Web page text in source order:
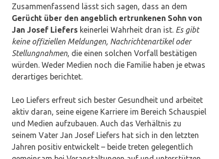
Zusammenfassend lässt sich sagen, dass an dem
Gerücht über den angeblich ertrunkenen Sohn von
Jan Josef Liefers keinerlei Wahrheit dran ist. Es gibt
keine offiziellen Meldungen, Nachrichtenartikel oder
Stellungnahmen, die einen solchen Vorfall bestätigen
würden. Weder Medien noch die Familie haben je etwas
derartiges berichtet.
Leo Liefers erfreut sich bester Gesundheit und arbeitet
aktiv daran, seine eigene Karriere im Bereich Schauspiel
und Medien aufzubauen. Auch das Verhältnis zu
seinem Vater Jan Josef Liefers hat sich in den letzten
Jahren positiv entwickelt – beide treten gelegentlich